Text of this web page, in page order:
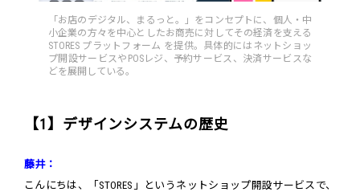
「お店のデジタル、まるっと。」をコンセプトに、個人・中
小企業の方々を中心としたお商売に対してその経済を支える
STORES プラットフォーム を提供。具体的にはネットショッ
プ開設サービスやPOSレジ、予約サービス、決済サービスな
どを展開している。
【1】デザインシステムの歴史
藤井：
こんにちは、「STORES」というネットショップ開設サービスで、